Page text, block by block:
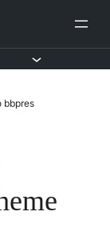
bbpres